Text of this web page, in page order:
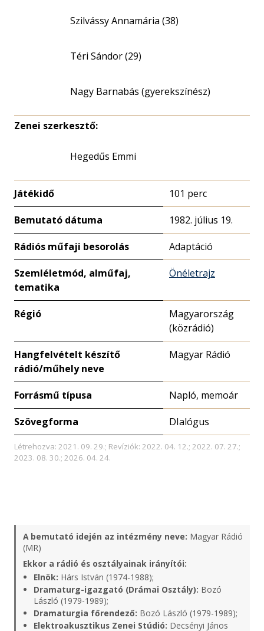
Szilvássy Annamária (38)
Téri Sándor (29)
Nagy Barnabás (gyerekszínész)
Zenei szerkesztő:
Hegedűs Emmi
Játékidő 101 perc
Bemutató dátuma 1982. július 19.
Rádiós műfaji besorolás Adaptáció
Szemléletmód, alműfaj,
tematika
Önéletrajz
Régió
Magyarország
(közrádió)
Hangfelvételt készítő
rádió/műhely neve
Magyar Rádió
Forrásmű típusa Napló, memoár
Szövegforma DIalógus
Létrehozva: 2021. 09. 29.; Revíziók: 2022. 04. 12.; 2022. 07. 27.;
2023. 08. 30.; 2026. 04. 24.
A bemutató idején az intézmény neve: Magyar Rádió
(MR)
Ekkor a rádió és osztályainak irányítói:
Elnök: Hárs István (1974-1988);
Dramaturg-igazgató (Drámai Osztály): Bozó
László (1979-1989);
Dramaturgia főrendező: Bozó László (1979-1989);
Elektroakusztikus Zenei Stúdió: Decsényi János